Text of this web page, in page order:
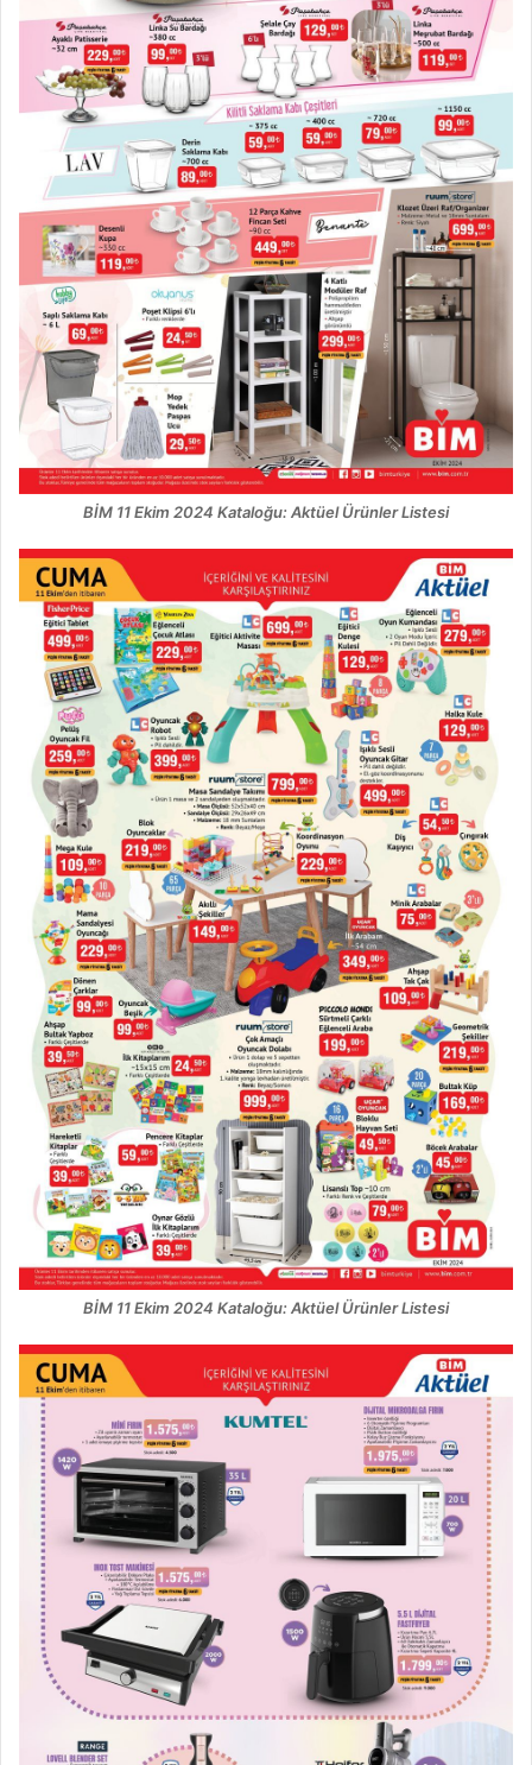
BİM 11 Ekim 2024 Kataloğu: Aktüel Ürünler Listesi
BİM 11 Ekim 2024 Kataloğu: Aktüel Ürünler Listesi